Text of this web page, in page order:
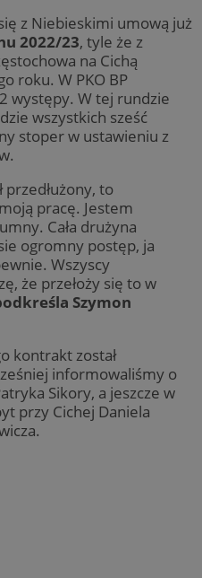
z Niebieskimi umową już
2022/23, tyle że z
na Cichą
roku. W PKO BP
występy. W tej rundzie
wszystkich sześć
stoper w ustawieniu z
przedłużony, to
pracę. Jestem
Cała drużyna
ogromny postęp, ja
Wszyscy
że przełoży się to w
Szymon
kontrakt został
informowaliśmy o
Sikory, a jeszcze w
przy Cichej Daniela